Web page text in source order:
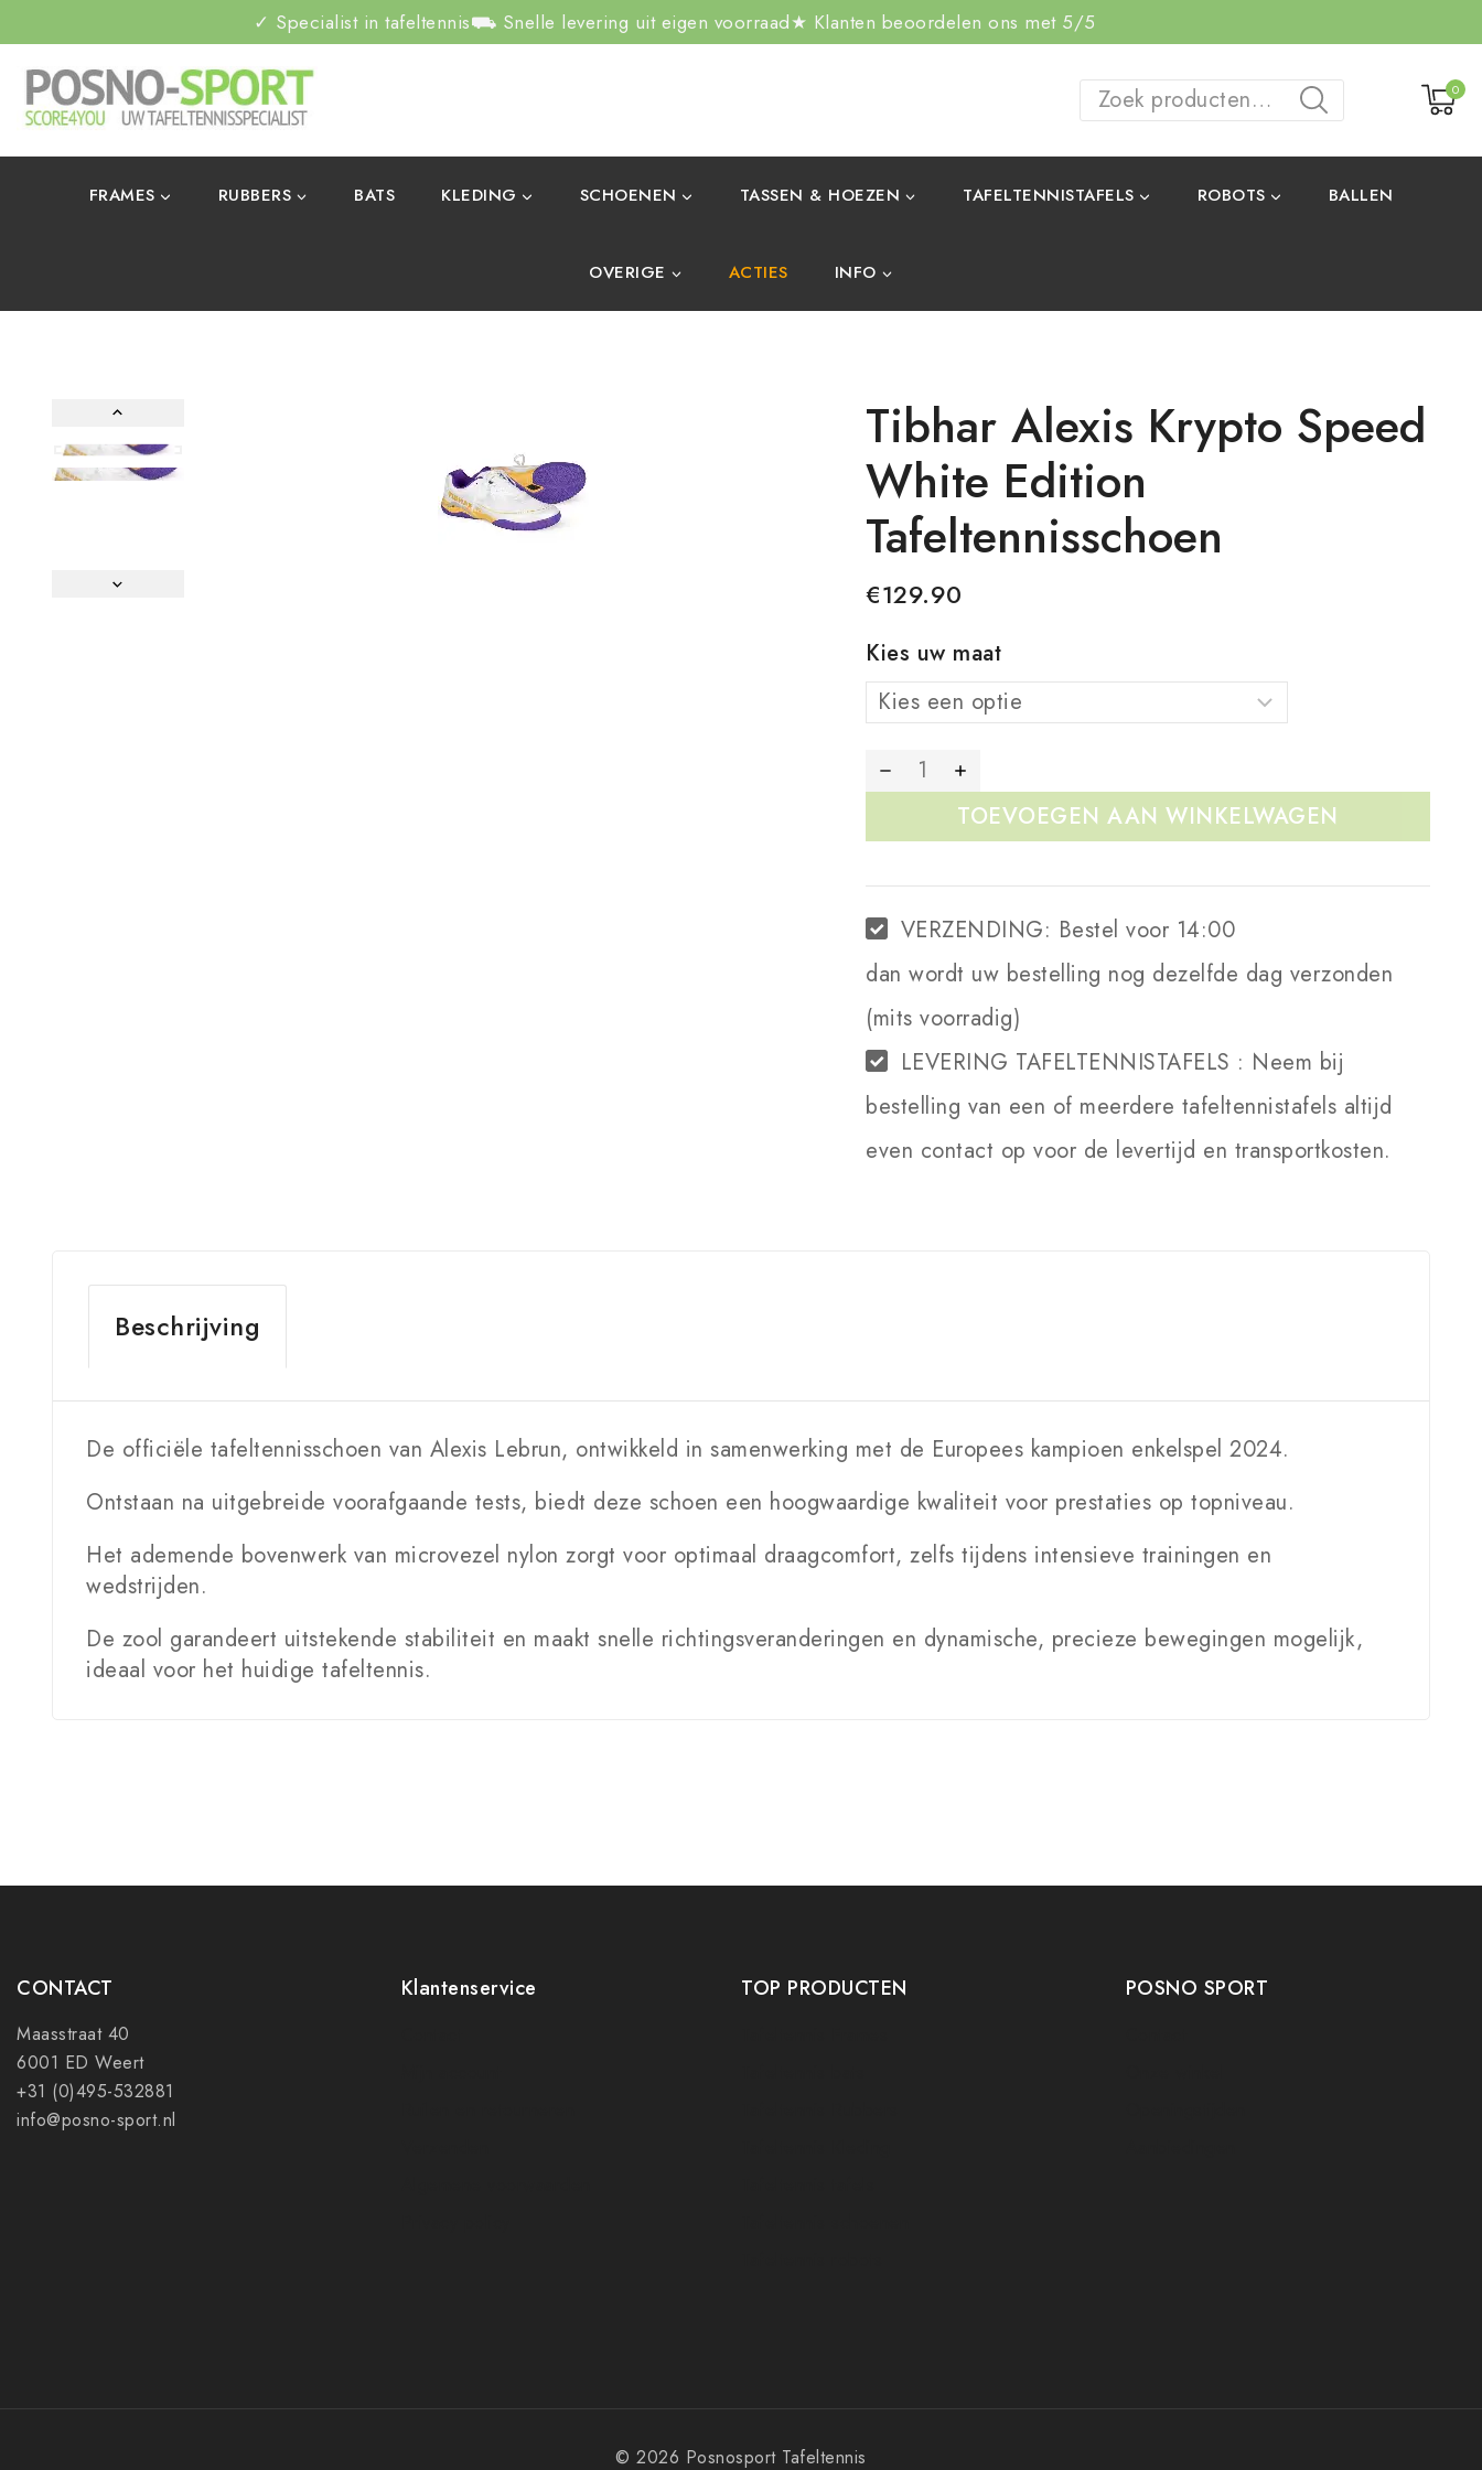
✓ Specialist in tafeltennis⛟ Snelle levering uit eigen voorraad★ Klanten beoordelen ons met 5/5
ZOEKEN
0
FRAMES RUBBERS BATS KLEDING SCHOENEN TASSEN & HOEZEN TAFELTENNISTAFELS ROBOTS BALLEN
OVERIGE ACTIES INFO
Tibhar Alexis Krypto Speed
White Edition
Tafeltennisschoen
€129.90
Kies uw maat
TOEVOEGEN AAN WINKELWAGEN
VERZENDING: Bestel voor 14:00
dan wordt uw bestelling nog dezelfde dag verzonden
(mits voorradig)
LEVERING TAFELTENNISTAFELS : Neem bij
bestelling van een of meerdere tafeltennistafels altijd
even contact op voor de levertijd en transportkosten.
Beschrijving
De officiële tafeltennisschoen van Alexis Lebrun, ontwikkeld in samenwerking met de Europees kampioen enkelspel 2024.
Ontstaan na uitgebreide voorafgaande tests, biedt deze schoen een hoogwaardige kwaliteit voor prestaties op topniveau.
Het ademende bovenwerk van microvezel nylon zorgt voor optimaal draagcomfort, zelfs tijdens intensieve trainingen en
wedstrijden.
De zool garandeert uitstekende stabiliteit en maakt snelle richtingsveranderingen en dynamische, precieze bewegingen mogelijk,
ideaal voor het huidige tafeltennis.
CONTACT
Maasstraat 40
6001 ED Weert
+31 (0)495-532881
info@posno-sport.nl
Klantenservice TOP PRODUCTEN POSNO SPORT
© 2026 Posnosport Tafeltennis